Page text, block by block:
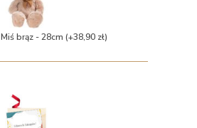
Miś brąz - 28cm (+38,90 zł)